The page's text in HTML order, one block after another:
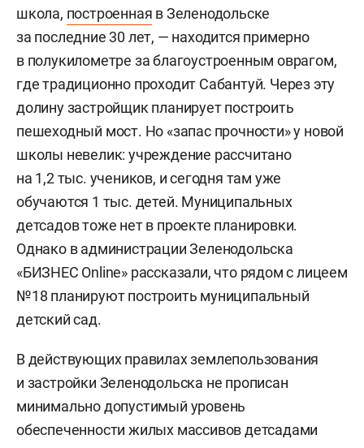
школа, построенная в Зеленодольске
за последние 30 лет, — находится примерно
в полукилометре за благоустроенным оврагом,
где традиционно проходит Сабантуй. Через эту
долину застройщик планирует построить
пешеходный мост. Но «запас прочности» у новой
школы невелик: учреждение рассчитано
на 1,2 тыс. учеников, и сегодня там уже
обучаются 1 тыс. детей. Муниципальных
детсадов тоже нет в проекте планировки.
Однако в администрации Зеленодольска
«БИЗНЕС Online» рассказали, что рядом с лицеем
№18 планируют построить муниципальный
детский сад.
В действующих правилах землепользования
и застройки Зеленодольска не прописан
минимально допустимый уровень
обеспеченности жилых массивов детсадами